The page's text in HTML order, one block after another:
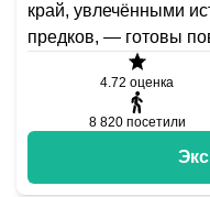
край, увлечёнными
предков, — готовы
4.72 оценка
8 820 посетили